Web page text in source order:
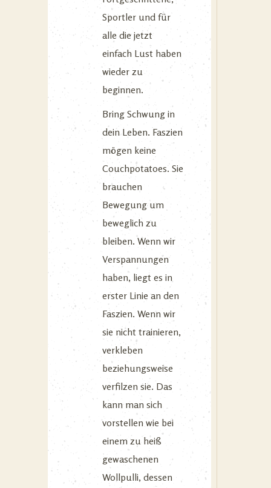
Sportler und für
alle die jetzt
einfach Lust haben
wieder zu
beginnen.
Bring Schwung in
dein Leben. Faszien
mögen keine
Couchpotatoes. Sie
brauchen
Bewegung um
beweglich zu
bleiben. Wenn wir
Verspannungen
haben, liegt es in
erster Linie an den
Faszien. Wenn wir
sie nicht trainieren,
verkleben
beziehungsweise
verfilzen sie. Das
kann man sich
vorstellen wie bei
einem zu heiß
gewaschenen
Wollpulli, dessen